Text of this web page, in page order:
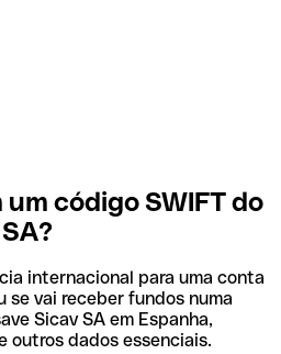
código SWIFT do
internacional para uma conta
se vai receber fundos numa
Sicav SA em Espanha,
outros dados essenciais.